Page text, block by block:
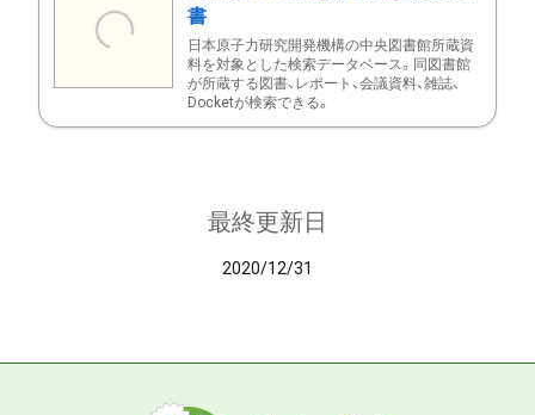
書
日本原子力研究開発機構の中央図書館所蔵資
料を対象とした検索データベース。同図書館
が所蔵する図書、レポート、会議資料、雑誌、
Docketが検索できる。
最終更新日
2020/12/31